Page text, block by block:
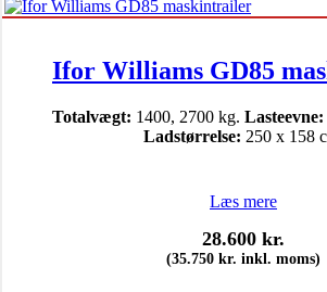
Ifor Williams GD85
Totalvægt: 1400, 2700 kg. Lasteevne:
Ladstørrelse: 250 x 158
Læs mere
28.600 kr.
(35.750 kr. inkl. moms)